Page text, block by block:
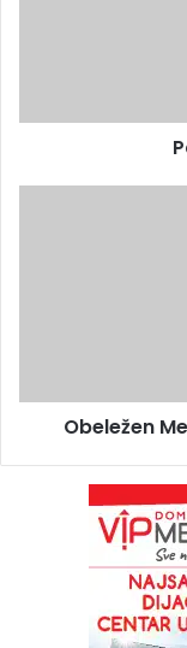
Obeležen